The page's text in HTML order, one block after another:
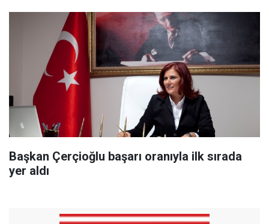
Başkan Çerçioğlu başarı oranıyla ilk sırada
yer aldı